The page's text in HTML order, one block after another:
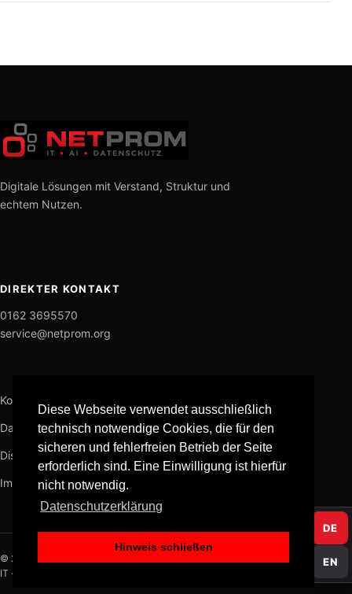
Diese Webseite verwendet ausschließlich
technisch notwendige Cookies, die für den
sicheren und fehlerfreien Betrieb der Seite
erforderlich sind. Eine Einwilligung ist hierfür
nicht notwendig.
Datenschutzerklärung
Hinweis schließen
DE
EN
Digitale Lösungen mit Verstand, Struktur und
echtem Nutzen.
DIREKTER KONTAKT
0162 3695570
service@netprom.org
Kontakt
Datenschutz
Disclaimer
Impressum
© 2026 NETPROM
IT · KI · Datenschutz · Medien · Software